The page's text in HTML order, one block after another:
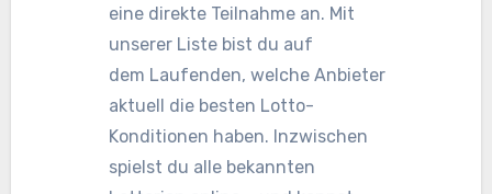
eine direkte Teilnahme an. Mit
unserer Liste bist du auf
dem Laufenden, welche Anbieter
aktuell die besten Lotto-
Konditionen haben. Inzwischen
spielst du alle bekannten